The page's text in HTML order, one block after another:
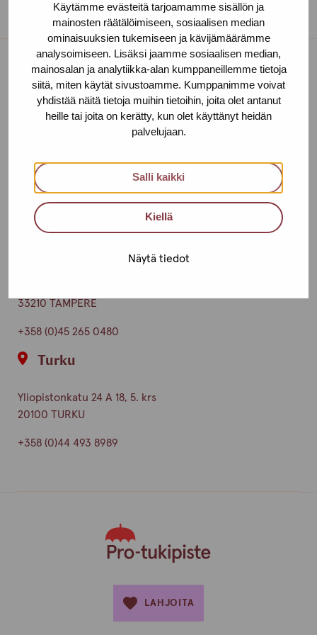
Käytämme evästeitä tarjoamamme sisällön ja
mainosten räätälöimiseen, sosiaalisen median
ominaisuuksien tukemiseen ja kävijämäärämme
analysoimiseen. Lisäksi jaamme sosiaalisen median,
mainosalan ja analytiikka-alan kumppaneillemme tietoja
siitä, miten käytät sivustoamme. Kumppanimme voivat
yhdistää näitä tietoja muihin tietoihin, joita olet antanut
heille tai joita on kerätty, kun olet käyttänyt heidän
palvelujaan.
Salli kaikki
Kiellä
Näytä tiedot
Toimipisteet
Ota yhteyttä
Urho Kekkosen katu 4-6 B, 5. krs
00100 HELSINKI
+358 (0)40 650 3705
33210 TAMPERE
+358 (0)45 265 0480
Turku
Yliopistonkatu 24 A 18, 5. krs
20100 TURKU
+358 (0)44 493 8989
LAHJOITA